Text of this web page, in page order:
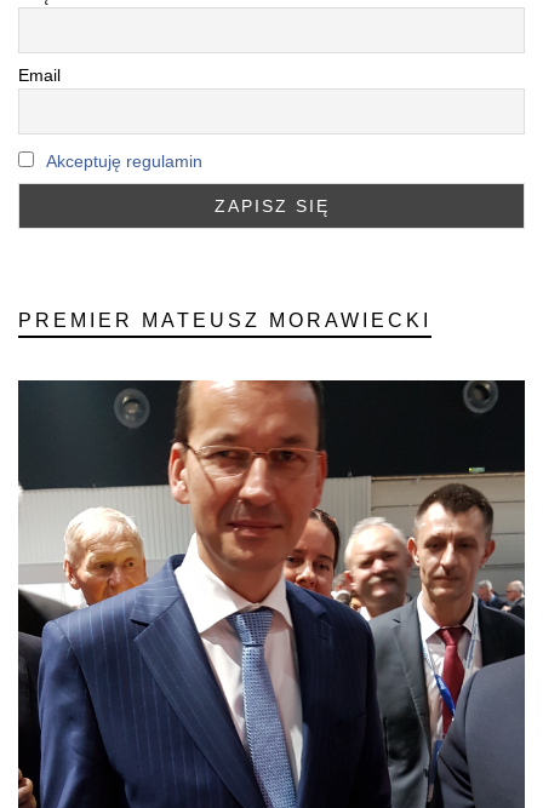
Email
Akceptuję regulamin
PREMIER MATEUSZ MORAWIECKI